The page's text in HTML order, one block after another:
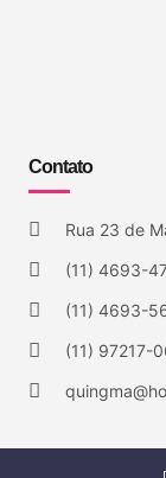
Contato
Rua 23 de
(11) 4693-
(11) 4693-
(11) 97217-